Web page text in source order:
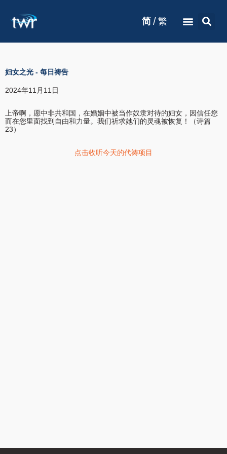
简 / 繁
妇女之光 - 每日祷告
2024年11月11日
上帝啊，愿中非共和国，在婚姻中被当作奴隶对待的妇女，因信任您
而在您里面找到自由和力量。我们祈求她们的灵魂被恢复！（诗篇
23）
点击收听今天的代祷项目